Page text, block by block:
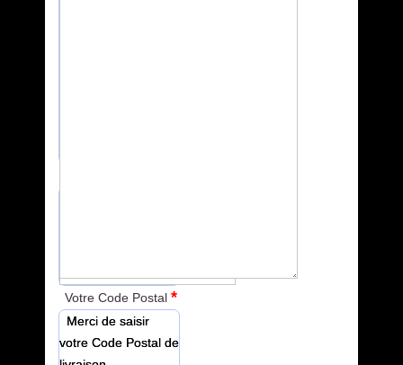
Votre Code Postal *
Merci de saisir
votre Code Postal de